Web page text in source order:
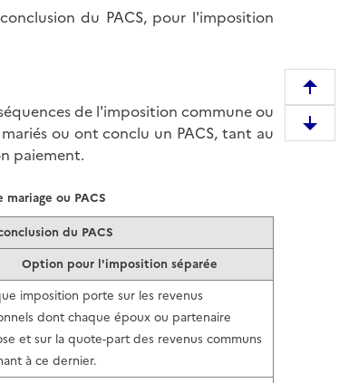
du PACS, pour l'imposition
de l'imposition commune ou
ou ont conclu un PACS, tant au
paiement.
du PACS
Option pour l'imposition séparée
imposition porte sur les revenus
dont chaque époux ou partenaire
et sur la quote-part des revenus communs
à ce dernier.
ou PACS
e
m
D